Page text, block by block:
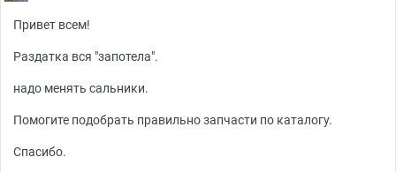
Привет всем!
Раздатка вся "запотела".
надо менять сальники.
Помогите подобрать правильно запчасти по каталогу.
Спасибо.